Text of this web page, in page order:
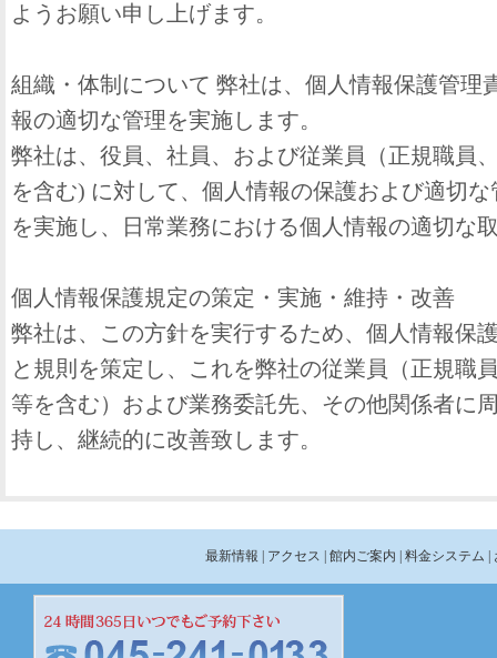
ようお願い申し上げます。
組織・体制について 弊社は、個人情報保護管理
報の適切な管理を実施します。
弊社は、役員、社員、および従業員（正規職員
を含む) に対して、個人情報の保護および適切
を実施し、日常業務における個人情報の適切な
個人情報保護規定の策定・実施・維持・改善
弊社は、この方針を実行するため、個人情報保
と規則を策定し、これを弊社の従業員（正規職
等を含む）および業務委託先、その他関係者に
持し、継続的に改善致します。
最新情報 | アクセス | 館内ご案内 | 料金システム